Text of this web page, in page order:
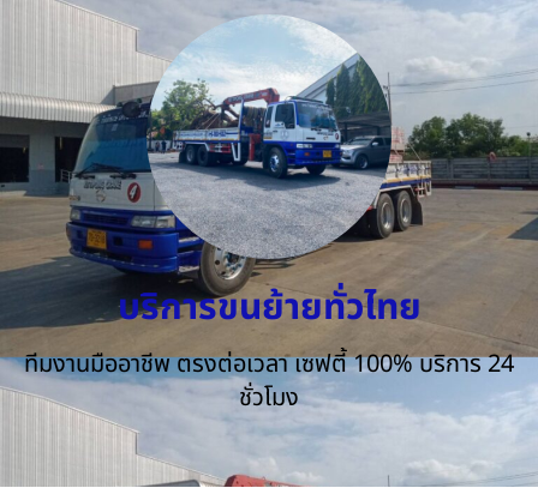
บริการขนย้ายทั่วไทย
ทีมงานมืออาชีพ ตรงต่อเวลา เซฟตี้ 100% บริการ 24
ชั่วโมง